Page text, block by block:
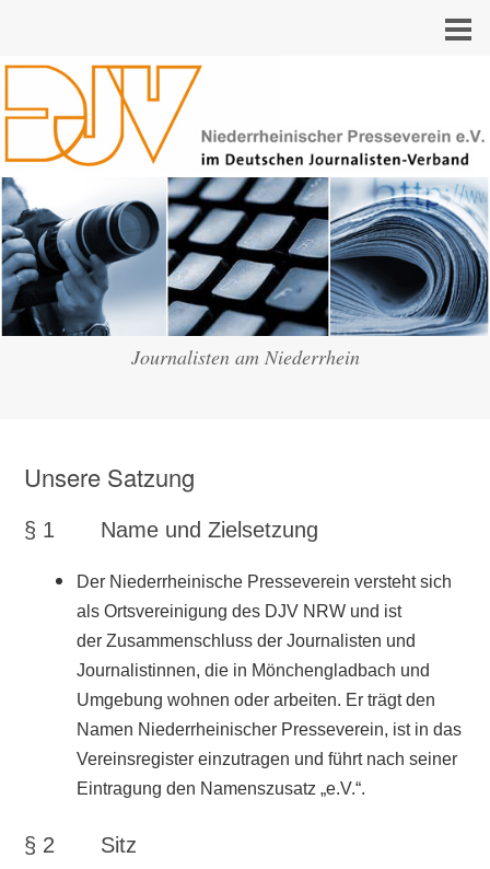
Journalisten am Niederrhein
Unsere Satzung
§ 1 Name und Zielsetzung
Der Niederrheinische Presseverein versteht sich
als Ortsvereinigung des DJV NRW und ist
der Zusammenschluss der Journalisten und
Journalistinnen, die in Mönchengladbach und
Umgebung wohnen oder arbeiten. Er trägt den
Namen Niederrheinischer Presseverein, ist in das
Vereinsregister einzutragen und führt nach seiner
Eintragung den Namenszusatz „e.V.“.
§ 2 Sitz